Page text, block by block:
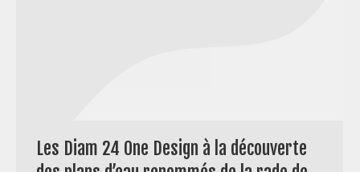
Les Diam 24 One Design à la découverte